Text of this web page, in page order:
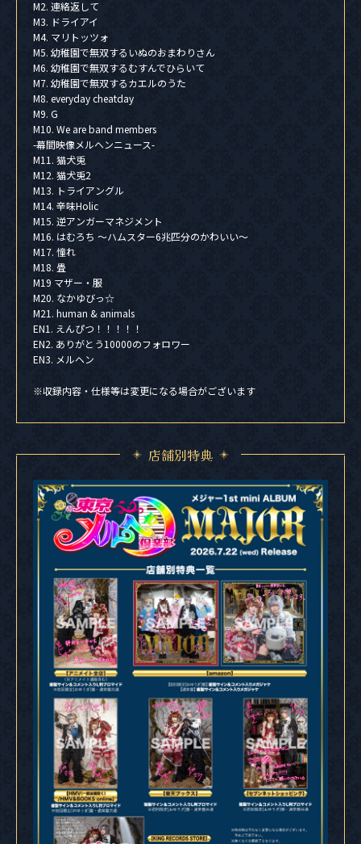
M2. 連絡返して
M3. ドライアイ
M4. マリトッツォ
M5. 幼稚園で無双するいぬのおまわりさん
M6. 幼稚園で無双するむすんでひらいて
M7. 幼稚園で無双するカエルのうた
M8. everyday cheatday
M9. G
M10. We are band members
-幕間映像メルヘンニュース-
M11. 猫犬兎
M12. 猫犬兎2
M13. トライアングル
M14. 辛味Holic
M15. 逆アンガーマネジメント
M16. はむろち ～ハムスター6兆匹分のかわいい～
M17. 憧れ
M18. 畳
M19 マザー・服
M20. なかゆびっ☆
M21. human & animals
EN1. えんぴつ！！！！！
EN2. ありがとう10000のフォロワー
EN3. メルヘン
※収録内容・仕様等は変更になる場合がございます
店舗別特典